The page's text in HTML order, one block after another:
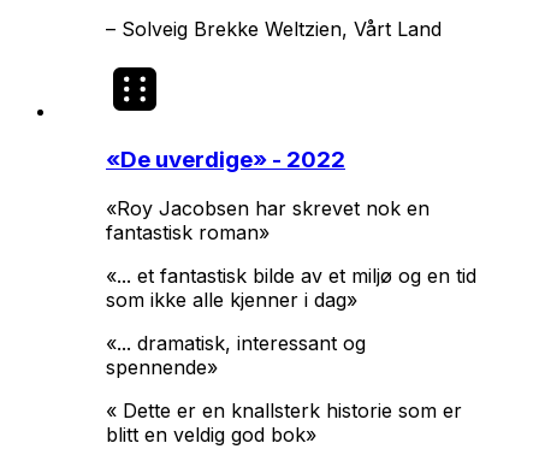
– Solveig Brekke Weltzien, Vårt Land
«De uverdige» - 2022
«Roy Jacobsen har skrevet nok en
fantastisk roman»
«... et fantastisk bilde av et miljø og en tid
som ikke alle kjenner i dag»
«... dramatisk, interessant og
spennende»
« Dette er en knallsterk historie som er
blitt en veldig god bok»